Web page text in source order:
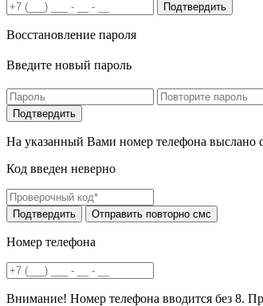
Подтвердить
Восстановление пароля
Введите новый пароль
На указанный Вами номер телефона выслано
Код введен неверно
Номер телефона
Внимание! Номер телефона вводится без 8.